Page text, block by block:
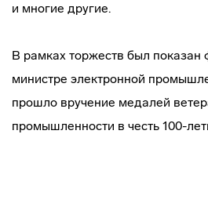
и многие другие.
В рамках торжеств был показан
министре электронной
прошло вручение медалей
промышленности в честь 100-